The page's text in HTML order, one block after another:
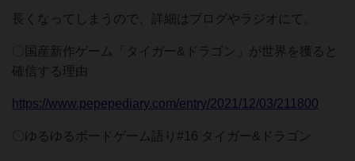
長くなってしまうので、詳細はブログやラジオにて。
〇国産新作ゲーム「タイガー&ドラゴン」が世界を獲ると
確信する理由
https://www.pepepediary.com/entry/2021/12/03/211800
〇ゆるゆるボードゲーム語り#16 タイガー&ドラゴン